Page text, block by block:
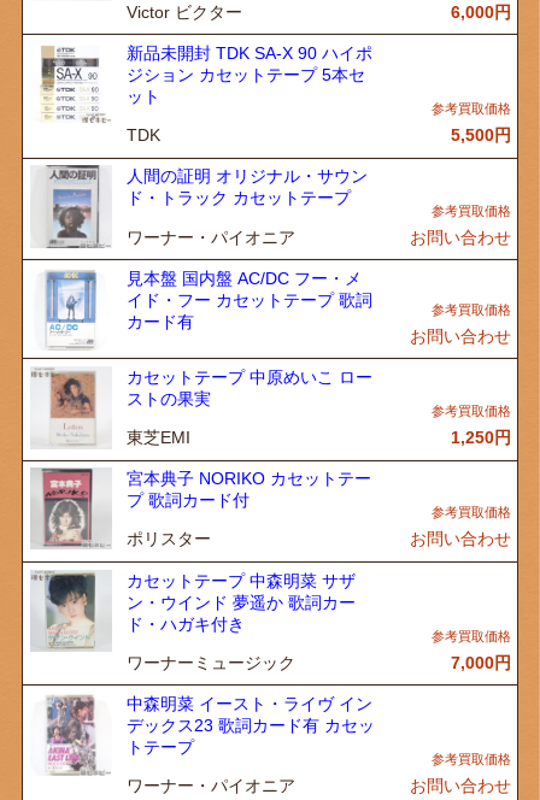
Victor ビクター 6,000円
新品未開封 TDK SA-X 90 ハイポ
ジション カセットテープ 5本セ
ット
TDK 5,500円
人間の証明 オリジナル・サウン
ド・トラック カセットテープ
ワーナー・パイオニア お問い合わせ
見本盤 国内盤 AC/DC フー・メ
イド・フー カセットテープ 歌詞
カード有
お問い合わせ
カセットテープ 中原めいこ ロー
ストの果実
東芝EMI 1,250円
宮本典子 NORIKO カセットテー
プ 歌詞カード付
ポリスター お問い合わせ
カセットテープ 中森明菜 サザ
ン・ウインド 夢遥か 歌詞カー
ド・ハガキ付き
ワーナーミュージック 7,000円
中森明菜 イースト・ライヴ イン
デックス23 歌詞カード有 カセッ
トテープ
ワーナー・パイオニア お問い合わせ